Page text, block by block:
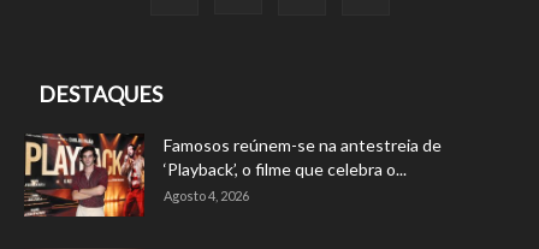
DESTAQUES
Famosos reúnem-se na antestreia de
‘Playback’, o filme que celebra o...
Agosto 4, 2026